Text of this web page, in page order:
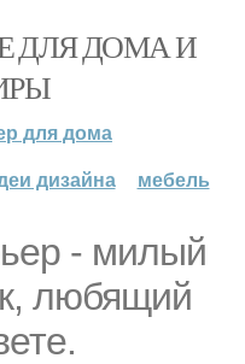
ДЛЯ ДОМА И
для дома
дизайна мебель
- милый
любящий